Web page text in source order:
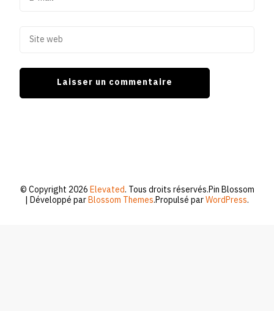
© Copyright 2026Elevated. Tous droits réservés.Pin Blossom
| Développé parBlossom Themes.Propulsé parWordPress.